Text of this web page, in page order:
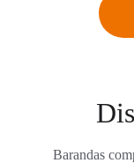
Barandas